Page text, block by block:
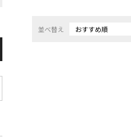
並べ替え おすすめ順